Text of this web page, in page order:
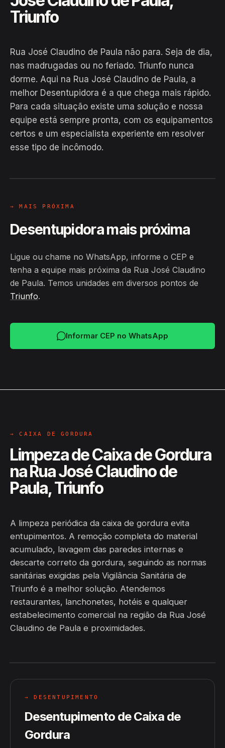
Triunfo
Rua José Claudino de Paula não para. Seja de dia,
nas madrugadas ou no feriado. Triunfo nunca
dorme. Aqui na Rua José Claudino de Paula, a
melhor Desentupidora é a que chega mais rápido.
Para cada situação existe uma solução e nossa
equipe está sempre pronta, com os equipamentos
certos e um especialista experiente em resolver
esse tipo de incômodo.
EM CAMPO
Hiroshiro · Rua José Claudino de
→ MAIS PRÓXIMA
Desentupidora mais próxima
Ligue ou chame no WhatsApp, informe o CEP e
tenha a equipe mais próxima da Rua José Claudino
de Paula. Temos unidades em diversos pontos de
Triunfo.
Informar CEP no WhatsApp
→ CAIXA DE GORDURA
Limpeza de Caixa de Gordura
na Rua José Claudino de
Paula, Triunfo
A limpeza periódica da caixa de gordura evita
entupimentos. A remoção completa do material
acumulado, lavagem das paredes internas e
descarte correto da gordura, seguindo as normas
sanitárias exigidas pela Vigilância Sanitária de
Triunfo é a melhor solução. Atendemos
restaurantes, lanchonetes, hotéis e qualquer
estabelecimento comercial na região da Rua José
Claudino de Paula e proximidades.
→ DESENTUPIMENTO
Desentupimento de Caixa de
Gordura